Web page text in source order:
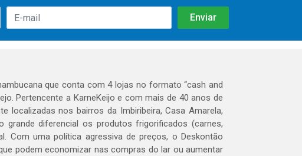
que conta com 4 lojas no formato “cash and
Pertencente a KarneKeijo e com mais de 40 anos de
localizadas nos bairros da Imbiribeira, Casa Amarela,
grande diferencial os produtos frigorificados (carnes,
Com uma política agressiva de preços, o Deskontão
podem economizar nas compras do lar ou aumentar